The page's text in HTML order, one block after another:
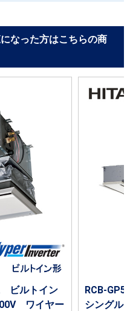
なった方はこちらの商
ビルトイン
ワイヤー
RCB-
シング